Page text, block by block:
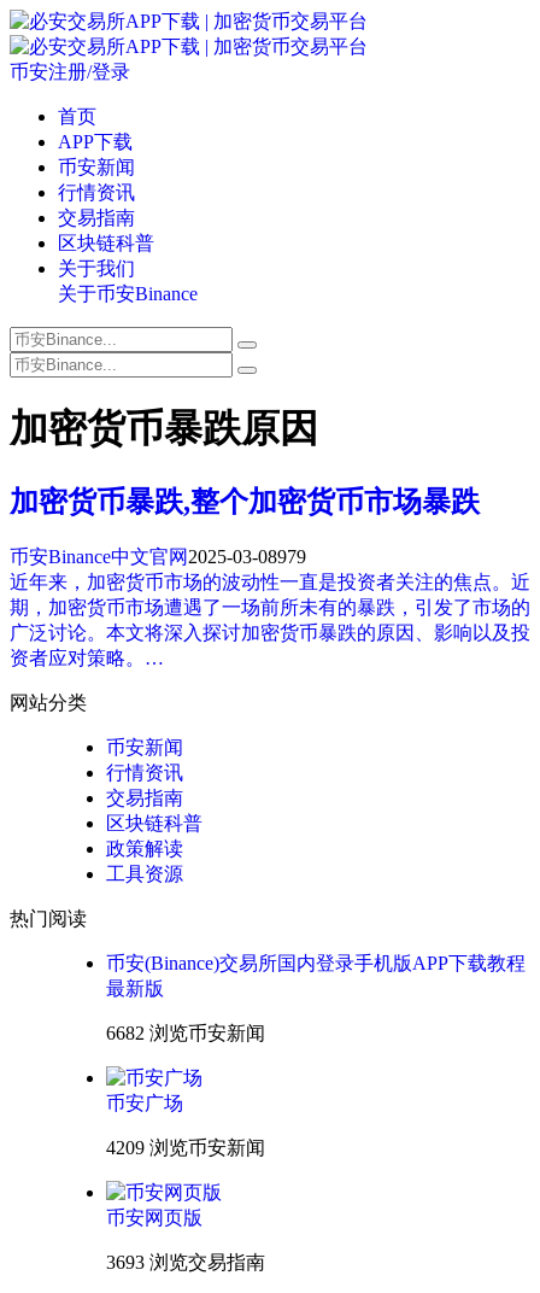
币安注册/登录
首页
APP下载
币安新闻
行情资讯
交易指南
区块链科普
关于我们
关于币安Binance
加密货币暴跌原因
加密货币暴跌,整个加密货币市场暴跌
币安Binance中文官网 2025-03-08979
近年来，加密货币市场的波动性一直是投资者关注的焦点。近
期，加密货币市场遭遇了一场前所未有的暴跌，引发了市场的
广泛讨论。本文将深入探讨加密货币暴跌的原因、影响以及投
资者应对策略。…
网站分类
币安新闻
行情资讯
交易指南
区块链科普
政策解读
工具资源
热门阅读
币安(Binance)交易所国内登录手机版APP下载教程
最新版
6682 浏览币安新闻
币安广场
4209 浏览币安新闻
币安网页版
3693 浏览交易指南